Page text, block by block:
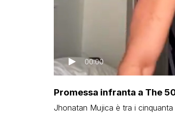
00:00
Promessa infranta a The
Jhonatan Mujica è tra i